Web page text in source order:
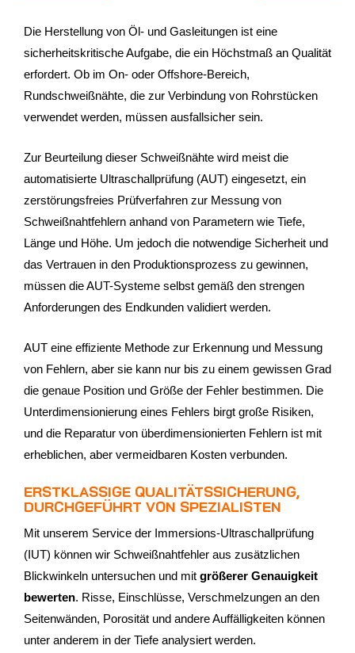
Die Herstellung von Öl- und Gasleitungen ist eine
sicherheitskritische Aufgabe, die ein Höchstmaß an Qualität
erfordert. Ob im On- oder Offshore-Bereich,
Rundschweißnähte, die zur Verbindung von Rohrstücken
verwendet werden, müssen ausfallsicher sein.
Zur Beurteilung dieser Schweißnähte wird meist die
automatisierte Ultraschallprüfung (AUT) eingesetzt, ein
zerstörungsfreies Prüfverfahren zur Messung von
Schweißnahtfehlern anhand von Parametern wie Tiefe,
Länge und Höhe. Um jedoch die notwendige Sicherheit und
das Vertrauen in den Produktionsprozess zu gewinnen,
müssen die AUT-Systeme selbst gemäß den strengen
Anforderungen des Endkunden validiert werden.
AUT eine effiziente Methode zur Erkennung und Messung
von Fehlern, aber sie kann nur bis zu einem gewissen Grad
die genaue Position und Größe der Fehler bestimmen. Die
Unterdimensionierung eines Fehlers birgt große Risiken,
und die Reparatur von überdimensionierten Fehlern ist mit
erheblichen, aber vermeidbaren Kosten verbunden.
ERSTKLASSIGE QUALITÄTSSICHERUNG,
DURCHGEFÜHRT VON SPEZIALISTEN
Mit unserem Service der Immersions-Ultraschallprüfung
(IUT) können wir Schweißnahtfehler aus zusätzlichen
Blickwinkeln untersuchen und mit größerer Genauigkeit
bewerten. Risse, Einschlüsse, Verschmelzungen an den
Seitenwänden, Porosität und andere Auffälligkeiten können
unter anderem in der Tiefe analysiert werden.